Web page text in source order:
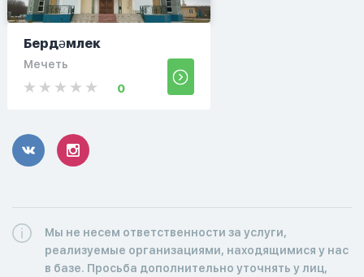
Бердәмлек
Мечеть
0
Мы не несем ответственности за услуги,
реализуемые организациями, находящимися у нас
в базе. Просьба дополнительно уточнять у лиц,